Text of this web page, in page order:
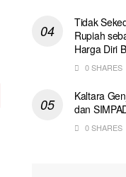
Tidak
Rupiah
Harga Diri
0 SHARES
Kaltara
dan
0 SHARES